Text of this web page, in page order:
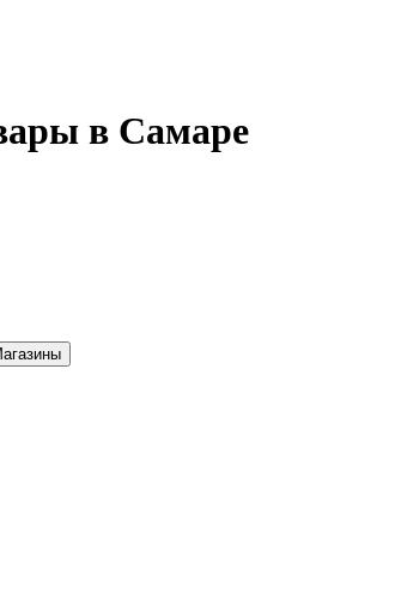
в Самаре